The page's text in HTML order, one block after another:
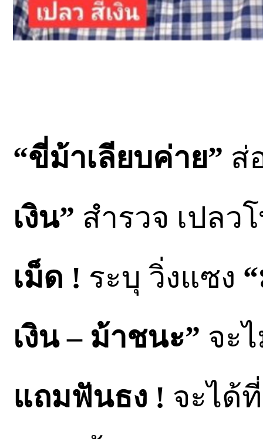
“ขี่ม้าเลียบค่าย” ส่
เงิน” สำรวจ เปลว
เม็ด ! ระบุ วิ่งแซง
เงิน – ม้าชนะ” จะ
แถมฟันธง ! จะได้